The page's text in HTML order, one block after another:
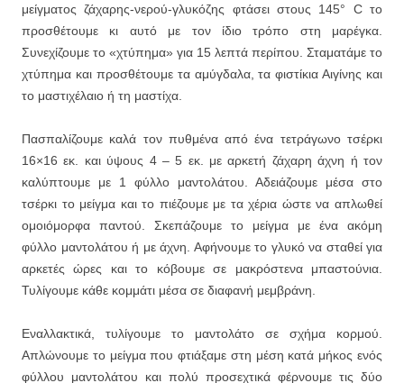
μείγματος ζάχαρης-νερού-γλυκόζης φτάσει στους 145° C το
προσθέτουμε κι αυτό με τον ίδιο τρόπο στη μαρέγκα.
Συνεχίζουμε το «χτύπημα» για 15 λεπτά περίπου. Σταματάμε το
χτύπημα και προσθέτουμε τα αμύγδαλα, τα φιστίκια Αιγίνης και
το μαστιχέλαιο ή τη μαστίχα.
Πασπαλίζουμε καλά τον πυθμένα από ένα τετράγωνο τσέρκι
16×16 εκ. και ύψους 4 – 5 εκ. με αρκετή ζάχαρη άχνη ή τον
καλύπτουμε με 1 φύλλο μαντολάτου. Αδειάζουμε μέσα στο
τσέρκι το μείγμα και το πιέζουμε με τα χέρια ώστε να απλωθεί
ομοιόμορφα παντού. Σκεπάζουμε το μείγμα με ένα ακόμη
φύλλο μαντολάτου ή με άχνη. Αφήνουμε το γλυκό να σταθεί για
αρκετές ώρες και το κόβουμε σε μακρόστενα μπαστούνια.
Τυλίγουμε κάθε κομμάτι μέσα σε διαφανή μεμβράνη.
Εναλλακτικά, τυλίγουμε το μαντολάτο σε σχήμα κορμού.
Απλώνουμε το μείγμα που φτιάξαμε στη μέση κατά μήκος ενός
φύλλου μαντολάτου και πολύ προσεχτικά φέρνουμε τις δύο